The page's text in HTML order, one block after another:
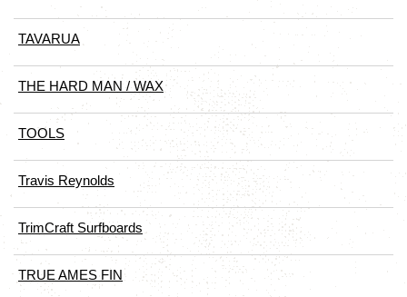
TAVARUA
THE HARD MAN / WAX
TOOLS
Travis Reynolds
TrimCraft Surfboards
TRUE AMES FIN